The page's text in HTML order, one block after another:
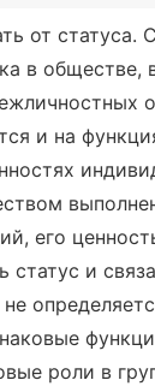
от статуса.
в обществе,
и на
его
статус и
роли в